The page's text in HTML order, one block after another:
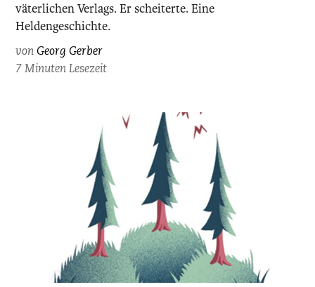
väterlichen Verlags. Er scheiterte. Eine
Heldengeschichte.
vonGeorg Gerber
7 Minuten Lesezeit